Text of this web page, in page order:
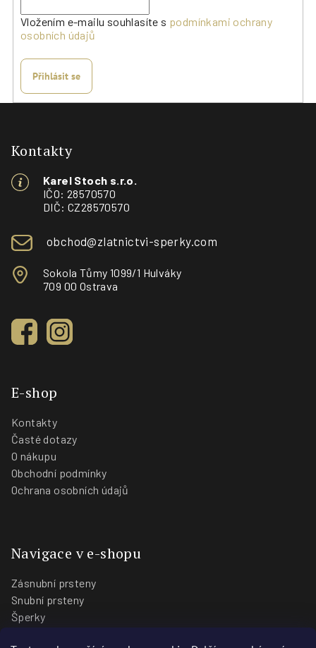
Vložením e-mailu souhlasíte s podmínkami ochrany
osobních údajů
Přihlásit se
Kontakty
Karel Stoch s.r.o.
IČO: 28570570
DIČ: CZ28570570
obchod@zlatnictvi-sperky.com
Sokola Tůmy 1099/1 Hulváky
709 00 Ostrava
E-shop
Kontakty
Časté dotazy
O nákupu
Obchodní podmínky
Ochrana osobních údajů
Navigace v e-shopu
Zásnubní prsteny
Snubní prsteny
Šperky